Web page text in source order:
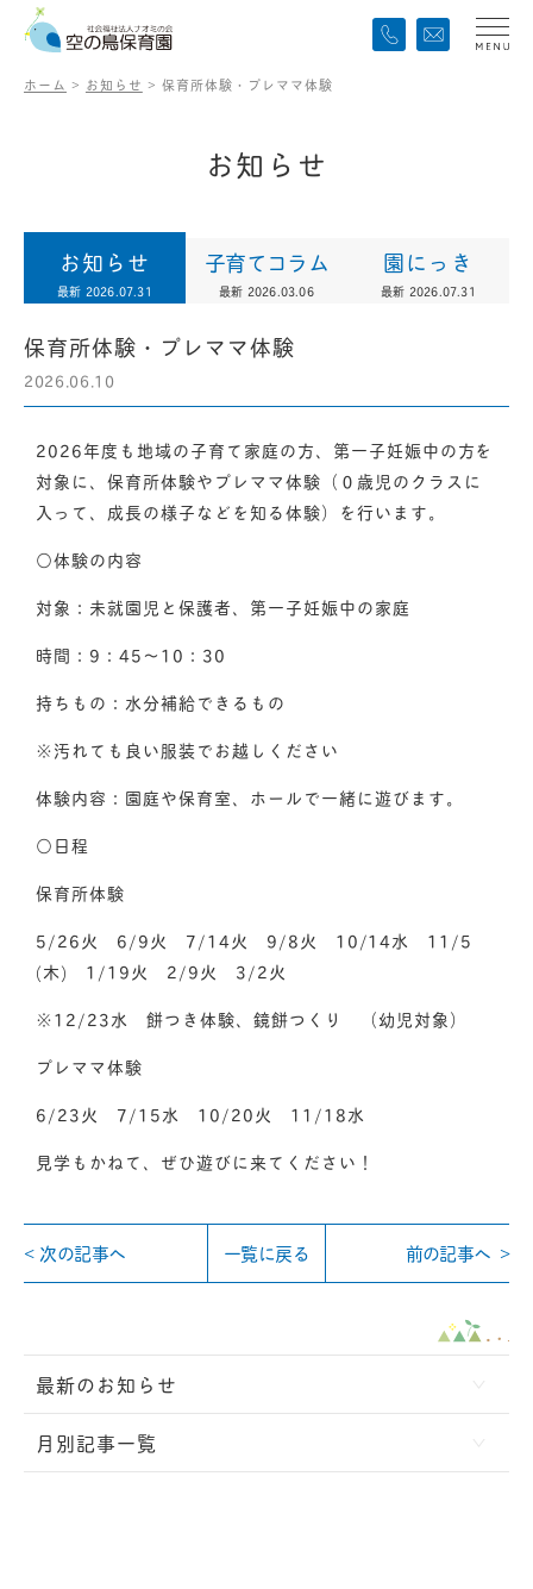
ホーム > お知らせ > 保育所体験・プレママ体験
お知 ら せ
お知らせ
最新 2026.07.31
子育てコラム
最新 2026.03.06
園にっき
最新 2026.07.31
保育所体験・プレママ体験
2026.06.10
2026年度も地域の子育て家庭の方、第一子妊娠中の方を
対象に、保育所体験やプレママ体験（０歳児のクラスに
入って、成長の様子などを知る体験）を行います。
○体験の内容
対象：未就園児と保護者、第一子妊娠中の家庭
時間：9：45～10：30
持ちもの：水分補給できるもの
※汚れても良い服装でお越しください
体験内容：園庭や保育室、ホールで一緒に遊びます。
○日程
保育所体験
5/26火 6/9火 7/14火 9/8火 10/14水 11/5
(木) 1/19火 2/9火 3/2火
※12/23水 餅つき体験、鏡餅つくり （幼児対象）
プレママ体験
6/23火 7/15水 10/20火 11/18水
見学もかねて、ぜひ遊びに来てください！
次の記事へ 一覧に戻る 前の記事へ
最新のお知らせ
月別記事一覧